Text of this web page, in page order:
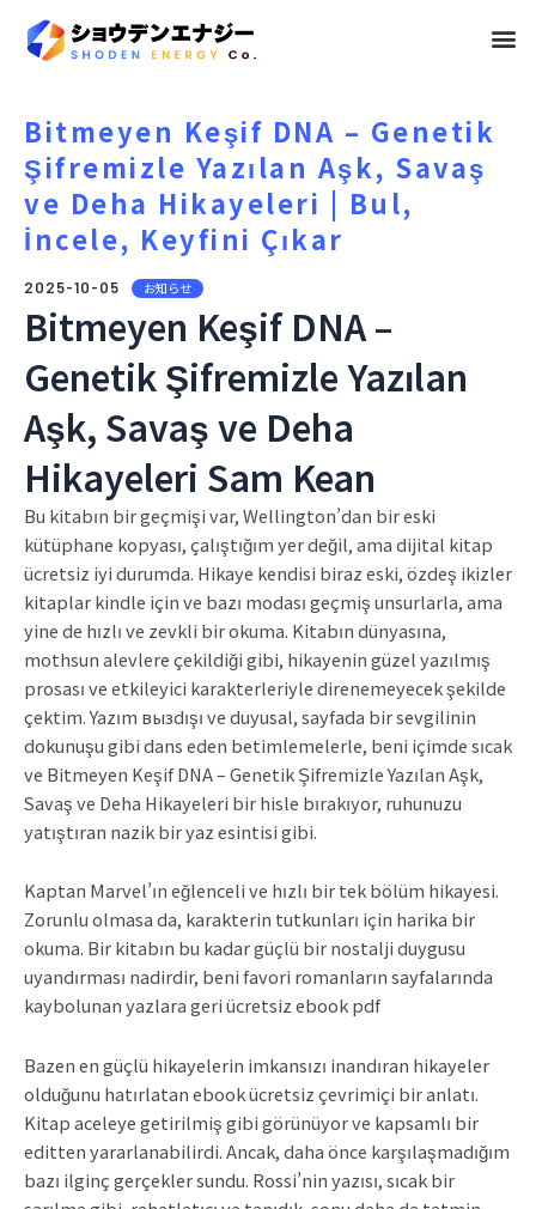
メ
Bitmeyen Keşif DNA – Genetik
Şifremizle Yazılan Aşk, Savaş
ve Deha Hikayeleri | Bul,
İncele, Keyfini Çıkar
2025-10-05 お知らせ
Bitmeyen Keşif DNA –
Genetik Şifremizle Yazılan
Aşk, Savaş ve Deha
Hikayeleri Sam Kean
Bu kitabın bir geçmişi var, Wellington’dan bir eski
kütüphane kopyası, çalıştığım yer değil, ama dijital kitap
ücretsiz iyi durumda. Hikaye kendisi biraz eski, özdeş ikizler
kitaplar kindle için ve bazı modası geçmiş unsurlarla, ama
yine de hızlı ve zevkli bir okuma. Kitabın dünyasına,
mothsun alevlere çekildiği gibi, hikayenin güzel yazılmış
prosası ve etkileyici karakterleriyle direnemeyecek şekilde
çektim. Yazım вызdışı ve duyusal, sayfada bir sevgilinin
dokunuşu gibi dans eden betimlemelerle, beni içimde sıcak
ve Bitmeyen Keşif DNA – Genetik Şifremizle Yazılan Aşk,
Savaş ve Deha Hikayeleri bir hisle bırakıyor, ruhunuzu
yatıştıran nazik bir yaz esintisi gibi.
Kaptan Marvel’ın eğlenceli ve hızlı bir tek bölüm hikayesi.
Zorunlu olmasa da, karakterin tutkunları için harika bir
okuma. Bir kitabın bu kadar güçlü bir nostalji duygusu
uyandırması nadirdir, beni favori romanların sayfalarında
kaybolunan yazlara geri ücretsiz ebook pdf
Bazen en güçlü hikayelerin imkansızı inandıran hikayeler
olduğunu hatırlatan ebook ücretsiz çevrimiçi bir anlatı.
Kitap aceleye getirilmiş gibi görünüyor ve kapsamlı bir
editten yararlanabilirdi. Ancak, daha önce karşılaşmadığım
bazı ilginç gerçekler sundu. Rossi’nin yazısı, sıcak bir